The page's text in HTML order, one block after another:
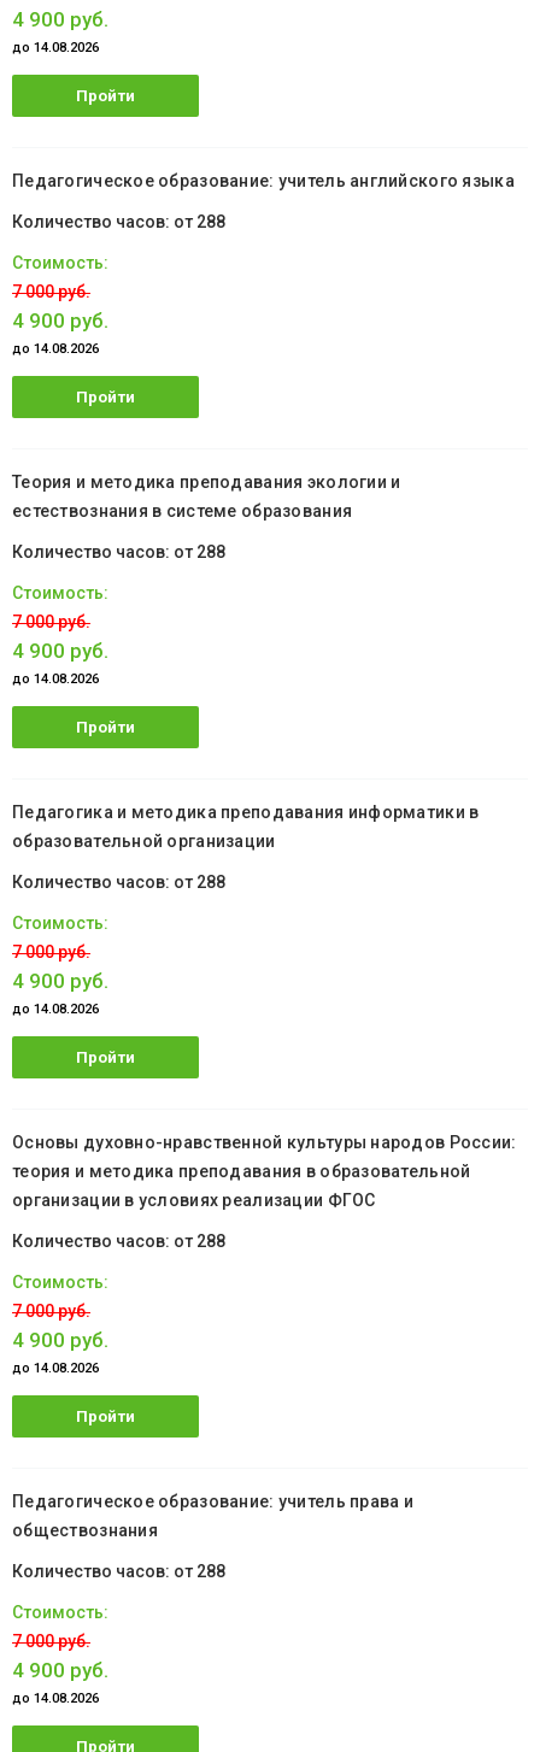
4 900 руб.
до 14.08.2026
Пройти
Педагогическое образование: учитель английского языка
от 288
7 000 руб.
4 900 руб.
до 14.08.2026
Пройти
Теория и методика преподавания экологии и
естествознания в системе образования
от 288
7 000 руб.
4 900 руб.
до 14.08.2026
Пройти
Педагогика и методика преподавания информатики в
образовательной организации
от 288
7 000 руб.
4 900 руб.
до 14.08.2026
Пройти
Основы духовно-нравственной культуры народов России:
теория и методика преподавания в образовательной
организации в условиях реализации ФГОС
от 288
7 000 руб.
4 900 руб.
до 14.08.2026
Пройти
Педагогическое образование: учитель права и
обществознания
от 288
7 000 руб.
4 900 руб.
до 14.08.2026
Пройти